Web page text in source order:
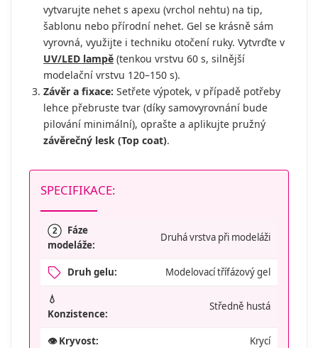
vytvarujte nehet s apexu (vrchol nehtu) na tip,
šablonu nebo přírodní nehet. Gel se krásně sám
vyrovná, využijte i techniku otočení ruky. Vytvrďte v
UV/LED lampě (tenkou vrstvu 60 s, silnější
modelační vrstvu 120–150 s).
Závěr a fixace: Setřete výpotek, v případě potřeby
lehce přebruste tvar (díky samovyrovnání bude
pilování minimální), oprašte a aplikujte pružný
závěrečný lesk (Top coat).
SPECIFIKACE:
2
Fáze
modeláže:
Druhá vrstva při modeláži
Druh gelu: Modelovací třífázový gel
💧
Konzistence:
Středně hustá
👁️ Kryvost: Krycí